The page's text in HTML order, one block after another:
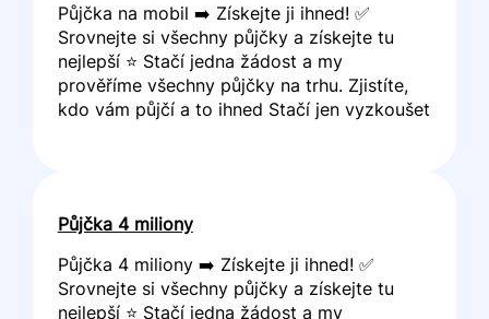
Půjčka na mobil ➡️ Získejte ji ihned! ✅
Srovnejte si všechny půjčky a získejte tu
nejlepší ⭐ Stačí jedna žádost a my
prověříme všechny půjčky na trhu. Zjistíte,
kdo vám půjčí a to ihned Stačí jen vyzkoušet
Půjčka 4 miliony
Půjčka 4 miliony ➡️ Získejte ji ihned! ✅
Srovnejte si všechny půjčky a získejte tu
nejlepší ⭐ Stačí jedna žádost a my